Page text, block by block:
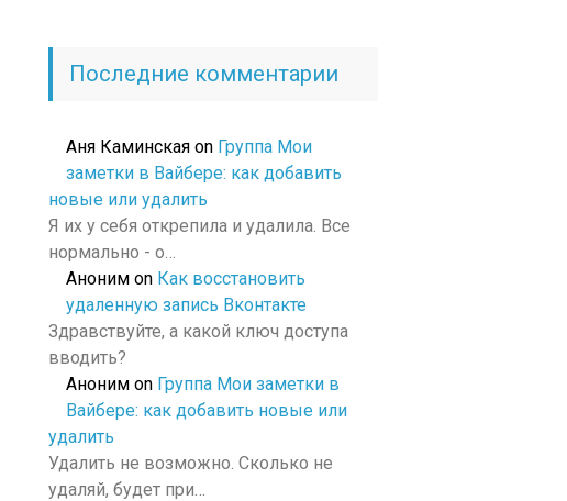
Последние комментарии
Аня Каминская on Группа Мои
заметки в Вайбере: как добавить
новые или удалить
Я их у себя открепила и удалила. Все
нормально - о…
Аноним on Как восстановить
удаленную запись Вконтакте
Здравствуйте, а какой ключ доступа
вводить?
Аноним on Группа Мои заметки в
Вайбере: как добавить новые или
удалить
Удалить не возможно. Сколько не
удаляй, будет при…